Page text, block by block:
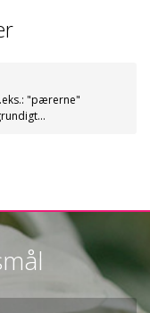
"pærerne"